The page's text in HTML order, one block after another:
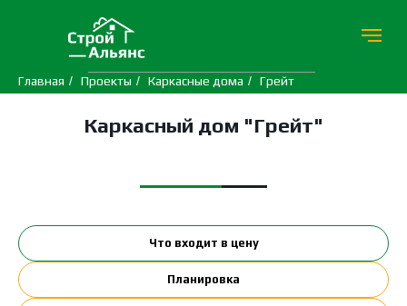
Главная / Проекты / Каркасные дома / Грейт
Каркасный дом "Грейт"
Что входит в цену
Планировка